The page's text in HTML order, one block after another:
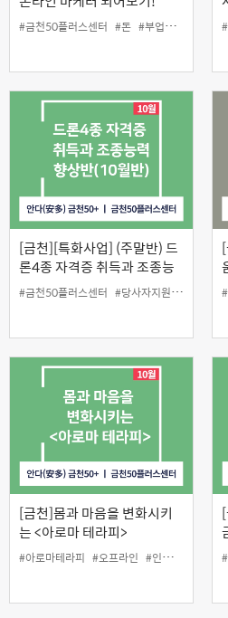
#금천50플러스센터 #돈 #부업 #원데이클
[금천][특화사업] (주말반) 드
론4종 자격증 취득과 조종능
력 향상반(10월반)
#금천50플러스센터 #당사자지원 #드론4종
[금천]몸과 마음을 변화시키
는 <아로마 테라피>
#아로마테라피 #오프라인 #인생설계